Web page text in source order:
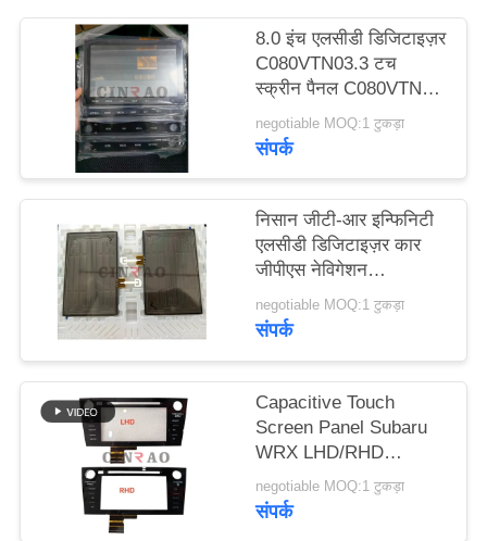
की
साइटमैप
PRIVACY
POLICY
8.0 इंच एलसीडी डिजिटाइज़र
C080VTN03.3 टच
स्क्रीन पैनल C080VTN03
होंडा के लिए
negotiable MOQ:1 टुकड़ा
संपर्क
निसान जीटी-आर इन्फिनिटी
एलसीडी डिजिटाइज़र कार
जीपीएस नेविगेशन
प्रतिस्थापन के लिए 8 इंच
टच स्क्रीन पैनल
negotiable MOQ:1 टुकड़ा
संपर्क
Capacitive Touch
Screen Panel Subaru
WRX LHD/RHD
Vehicles Car LCD
Digitizer
negotiable MOQ:1 टुकड़ा
संपर्क